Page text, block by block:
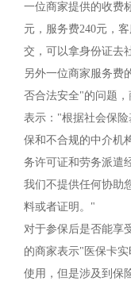
一位商家提供的收费
元，服务费240元，
交，可以拿身份证去
另外一位商家服务费
否合法安全"的问题
表示："根据社会保
保和不合规的中介机
务许可证和劳务派遣
我们不提供任何协助
料或者证明。"
对于参保后是否能享
的商家表示"医保卡
使用，但是涉及到保